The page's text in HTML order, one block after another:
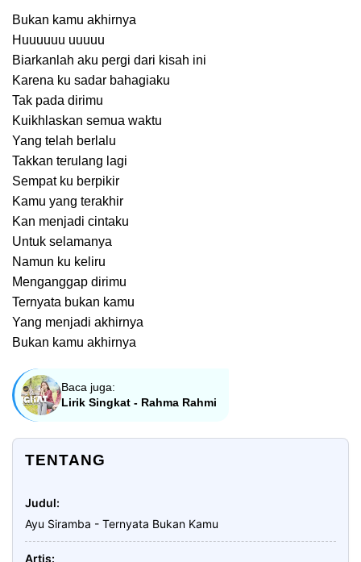
Bukan kamu akhirnya
Huuuuuu uuuuu
Biarkanlah aku pergi dari kisah ini
Karena ku sadar bahagiaku
Tak pada dirimu
Kuikhlaskan semua waktu
Yang telah berlalu
Takkan terulang lagi
Sempat ku berpikir
Kamu yang terakhir
Kan menjadi cintaku
Untuk selamanya
Namun ku keliru
Menganggap dirimu
Ternyata bukan kamu
Yang menjadi akhirnya
Bukan kamu akhirnya
Baca juga:
Lirik Singkat - Rahma Rahmi
TENTANG
Judul
Ayu Siramba - Ternyata Bukan Kamu
Artis